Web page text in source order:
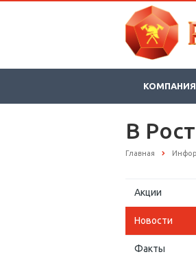
КОМПАНИЯ
В
Главная
Акции
Новости
Факты